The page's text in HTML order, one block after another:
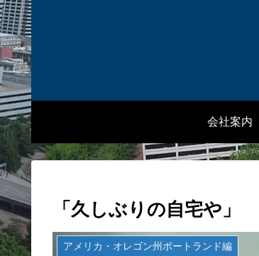
会社案内
「久しぶりの自宅や」
アメリカ・オレゴン州ポートランド編